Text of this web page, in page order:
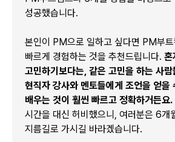
성공했습니다.
본인이 PM으로 일하고 싶다면 PM부
빠르게 경험하는 것을 추천드립니다. 혼
고민하기보다는, 같은 고민을 하는 사
현직자 강사와 멘토들에게 조언을 얻을
배우는 것이 훨씬 빠르고 정확하거든요.
시간을 대신 허비했으니, 여러분은 6개
지름길로 가시길 바라겠습니다.